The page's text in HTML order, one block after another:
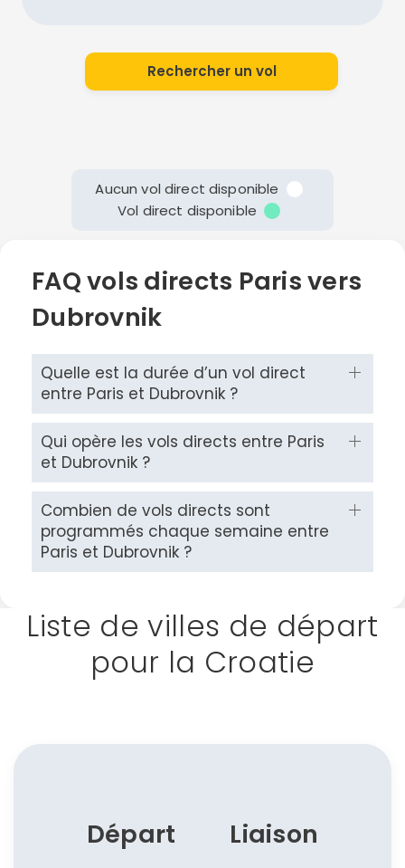
Rechercher un vol
Aucun vol direct disponible
Vol direct disponible
FAQ vols directs Paris vers
Dubrovnik
Quelle est la durée d’un vol direct
entre Paris et Dubrovnik ?
Qui opère les vols directs entre Paris
et Dubrovnik ?
Combien de vols directs sont
programmés chaque semaine entre
Paris et Dubrovnik ?
Liste de villes de départ
pour la Croatie
Départ Liaison